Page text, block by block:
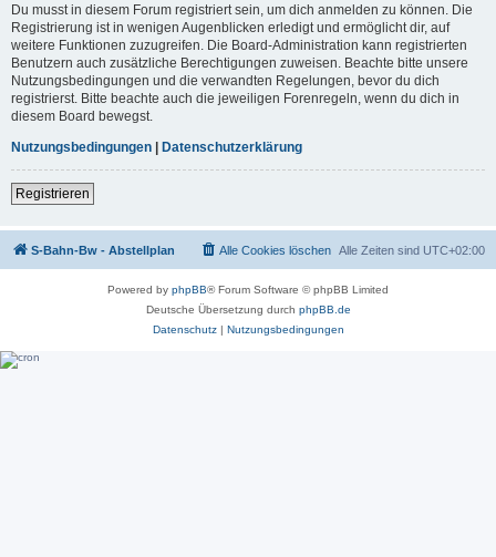
Du musst in diesem Forum registriert sein, um dich anmelden zu können. Die
Registrierung ist in wenigen Augenblicken erledigt und ermöglicht dir, auf
weitere Funktionen zuzugreifen. Die Board-Administration kann registrierten
Benutzern auch zusätzliche Berechtigungen zuweisen. Beachte bitte unsere
Nutzungsbedingungen und die verwandten Regelungen, bevor du dich
registrierst. Bitte beachte auch die jeweiligen Forenregeln, wenn du dich in
diesem Board bewegst.
Nutzungsbedingungen | Datenschutzerklärung
Registrieren
S-Bahn-Bw - Abstellplan Alle Zeiten sind UTC+02:00
Alle Cookies löschen
Powered by phpBB® Forum Software © phpBB Limited
Deutsche Übersetzung durch phpBB.de
Datenschutz| Nutzungsbedingungen